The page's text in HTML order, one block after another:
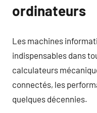
ordinateurs
Les machines
indispensables dans
calculateurs
connectés, les
quelques décennies.